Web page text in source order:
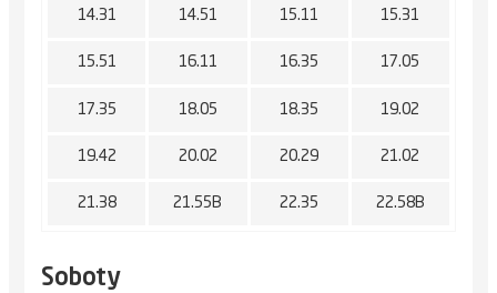
14.31 14.51 15.11 15.31
15.51 16.11 16.35 17.05
17.35 18.05 18.35 19.02
19.42 20.02 20.29 21.02
21.38 21.55B 22.35 22.58B
Soboty